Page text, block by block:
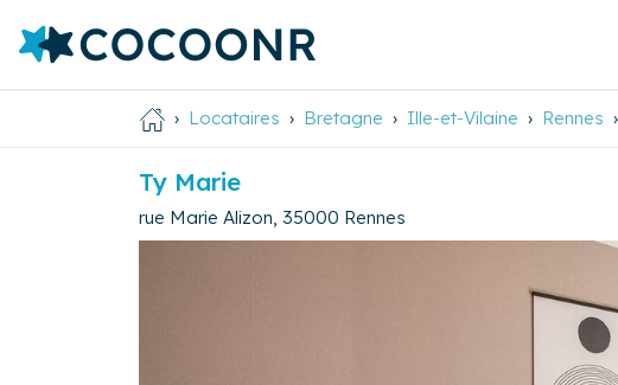
Locataires Bretagne Ille-et-Vilaine Rennes
Ty Marie
rue Marie Alizon 35000 Rennes